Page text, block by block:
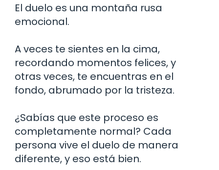
El duelo es una montaña rusa
emocional.
A veces te sientes en la cima,
recordando momentos felices, y
otras veces, te encuentras en el
fondo, abrumado por la tristeza.
¿Sabías que este proceso es
completamente normal? Cada
persona vive el duelo de manera
diferente, y eso está bien.